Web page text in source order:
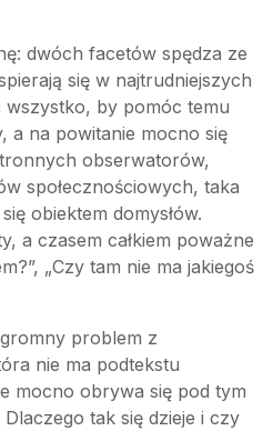
dwóch facetów spędza ze
się w najtrudniejszych
by pomóc temu
a na powitanie mocno się
obserwatorów,
społecznościowych, taka
obiektem domysłów.
a czasem całkiem poważne
„Czy tam nie ma jakiegoś
problem z
nie ma podtekstu
mocno obrywa się pod tym
tak się dzieje i czy